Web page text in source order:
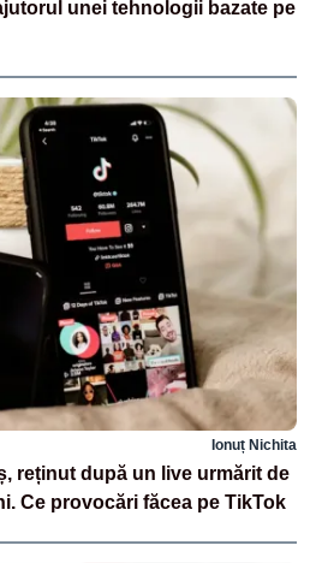
unei tehnologii bazate pe
Ionuț Nichita
reținut după un live urmărit de
Ce provocări făcea pe TikTok